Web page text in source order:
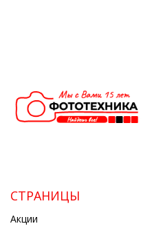
СТРАНИЦЫ
Акции